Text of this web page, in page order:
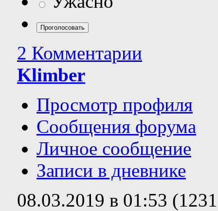
2 Комментарии
Klimber
Просмотр профиля
Сообщения форума
Личное сообщение
Записи в дневнике
08.03.2019 в 01:53